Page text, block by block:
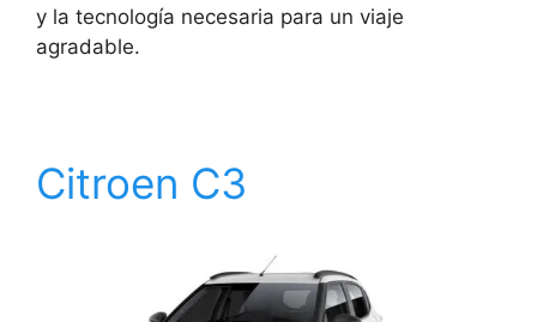
y la tecnología necesaria para un viaje
agradable.
Citroen C3